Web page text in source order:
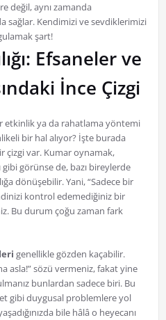
değil, aynı zamanda
sağlar. Kendimizi ve sevdiklerimizi
şart!
Efsaneler ve
İnce Çizgi
etkinlik ya da rahatlama yöntemi
bir hal alıyor? İşte burada
çizgi var. Kumar oynamak,
gibi görünse de, bazı bireylerde
dönüşebilir. Yani, “Sadece bir
kontrol edemediğiniz bir
Bu durum çoğu zaman fark
genellikle gözden kaçabilir.
asla!” sözü vermeniz, fakat yine
bunlardan sadece biri. Bu
gibi duygusal problemlere yol
bile hâlâ o heyecanı